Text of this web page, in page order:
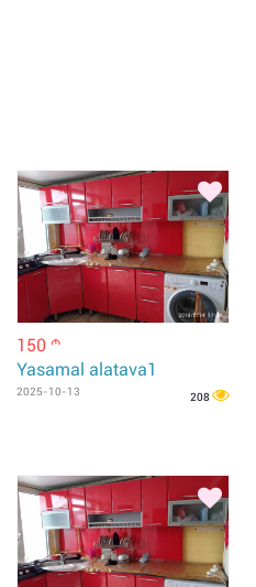
150 m
Yasamal alatava1
2025-10-13 208